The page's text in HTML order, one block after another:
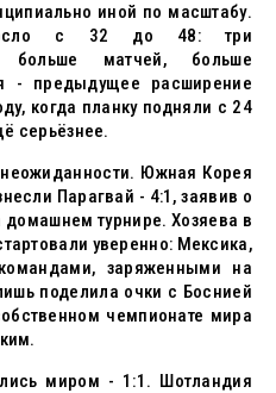
иной по масштабу.
с 32 до 48: три
больше матчей, больше
- предыдущее расширение
когда планку подняли с 24
серьёзнее.
Южная Корея
Парагвай - 4:1, заявив о
домашнем турнире. Хозяева в
уверенно: Мексика,
заряженными на
поделила очки с Боснией
чемпионате мира
миром - 1:1. Шотландия